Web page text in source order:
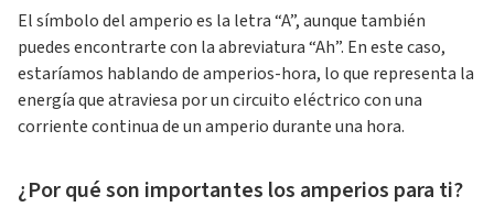
El símbolo del amperio es la letra “A”, aunque también
puedes encontrarte con la abreviatura “Ah”. En este caso,
estaríamos hablando de amperios-hora, lo que representa la
energía que atraviesa por un circuito eléctrico con una
corriente continua de un amperio durante una hora.
¿Por qué son importantes los amperios para ti?